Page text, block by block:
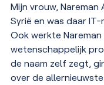
Mijn vrouw,
Syrië en was daar
Ook werkte
wetenschappelijk
de naam zelf zegt,
over de